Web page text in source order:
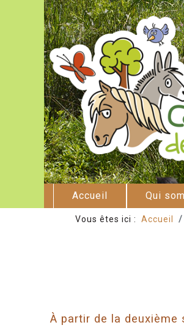
Accueil Qui
Vous êtes ici : Accueil
À partir de la deuxième